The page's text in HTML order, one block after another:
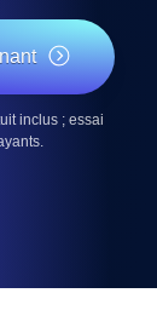
inclus ; essai